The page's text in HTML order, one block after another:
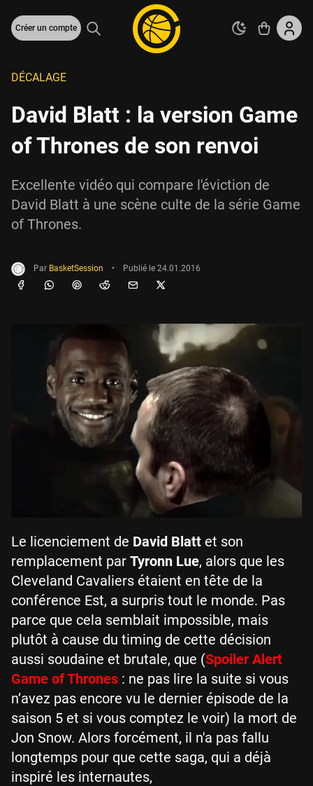
Créer un compte
DÉCALAGE
David Blatt : la version Game
of Thrones de son renvoi
Excellente vidéo qui compare l'éviction de
David Blatt à une scène culte de la série Game
of Thrones.
Par BasketSession • Publié le 24.01.2016
Le licenciement de David Blatt et son
remplacement par Tyronn Lue, alors que les
Cleveland Cavaliers étaient en tête de la
conférence Est, a surpris tout le monde. Pas
parce que cela semblait impossible, mais
plutôt à cause du timing de cette décision
aussi soudaine et brutale, que (Spoiler Alert
Game of Thrones : ne pas lire la suite si vous
n’avez pas encore vu le dernier épisode de la
saison 5 et si vous comptez le voir) la mort de
Jon Snow. Alors forcément, il n'a pas fallu
longtemps pour que cette saga, qui a déjà
inspiré les internautes,